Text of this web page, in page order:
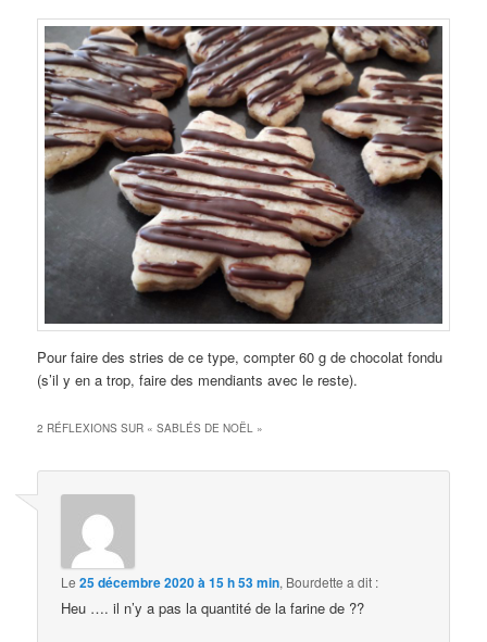
Pour faire des stries de ce type, compter 60 g de chocolat fondu
(s’il y en a trop, faire des mendiants avec le reste).
2 RÉFLEXIONS SUR «SABLÉS DE NOËL »
Le25 décembre 2020 à 15 h 53 min, Bourdette a dit :
Heu …. il n’y a pas la quantité de la farine de ??